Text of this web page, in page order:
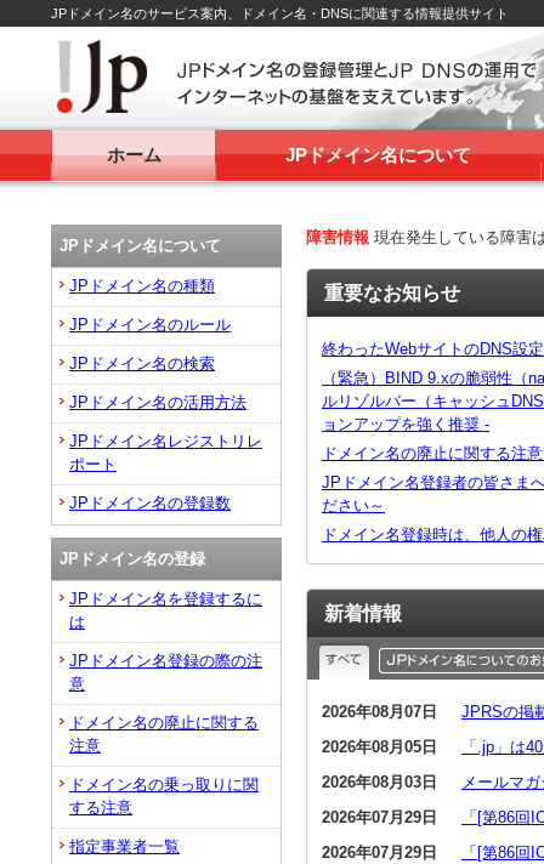
JPドメイン名のサービス案内、ドメイン名・DNSに関連する情報提供サイト
ホーム JPドメイン名について
障害情報 現在発生している障害
重要なお知らせ
終わったWebサイトのDNS設
（緊急）BIND 9.xの脆弱性（
ルリゾルバー（キャッシュ
ョンアップを強く推奨 -
ドメイン名の廃止に関する注
JPドメイン名登録者の皆さま
ださい～
ドメイン名登録時は、他人の
新着情報
2026年08月07日
JPRSの掲
2026年08月05日
「.jp」は
2026年08月03日
メールマ
2026年07月29日
「[第86回
2026年07月29日
「[第86回
JPドメイン名について
JPドメイン名の種類
JPドメイン名のルール
JPドメイン名の検索
JPドメイン名の活用方法
JPドメイン名レジストリレ
ポート
JPドメイン名の登録数
JPドメイン名の登録
JPドメイン名を登録するに
は
JPドメイン名登録の際の注
意
ドメイン名の廃止に関する
注意
ドメイン名の乗っ取りに関
する注意
指定事業者一覧